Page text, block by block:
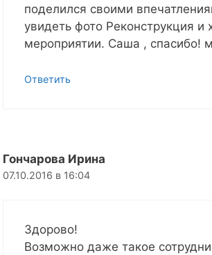
поделился своими
увидеть фото Реконструкция
мероприятии. Саша , спасибо!
Ответить
Гончарова Ирина
07.10.2016 в 16:04
Здорово!
Возможно даже такое